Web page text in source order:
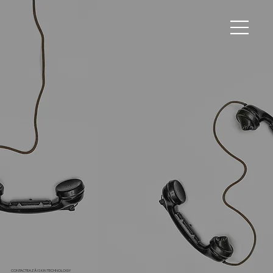
CONTACTEAZĂ ISKIN TECHNOLOGY